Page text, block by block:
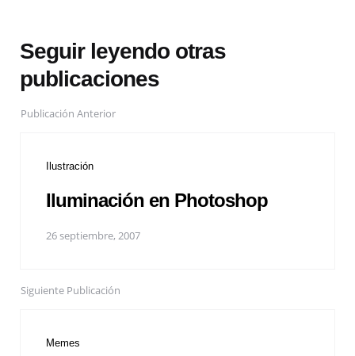
Seguir leyendo otras
publicaciones
Publicación Anterior
Ilustración
Iluminación en Photoshop
26 septiembre, 2007
Siguiente Publicación
Memes